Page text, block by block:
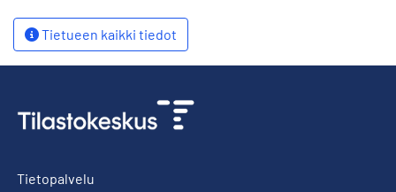
Tietueen kaikki tiedot
Tietopalvelu